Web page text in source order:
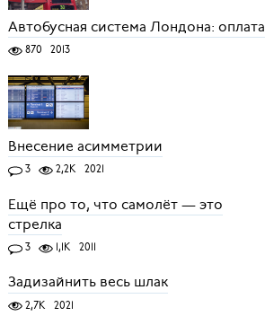
Автобусная система Лондона: оплата
870 2013
Внесение асимметрии
3 2,2K 2021
Ещё про то, что самолёт — это
стрелка
3 1,1K 2011
Задизайнить весь шлак
2,7K 2021